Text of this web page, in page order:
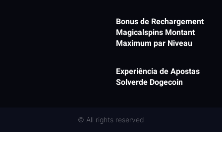
Bonus de Rechargement
Magicalspins Montant
Maximum par Niveau
Experiência de Apostas
Solverde Dogecoin
© All rights reserved